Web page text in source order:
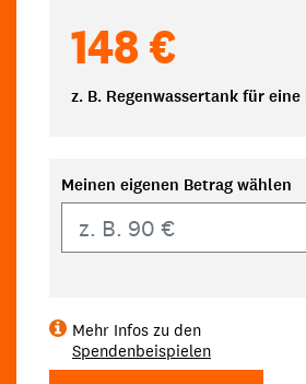
148 €
z. B. Regenwassertank für
Meinen eigenen Betrag wählen
Mehr Infos zu den
Spendenbeispielen